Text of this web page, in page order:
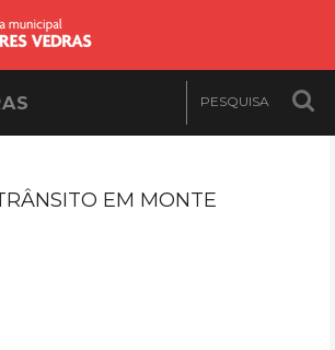
EM MONTE